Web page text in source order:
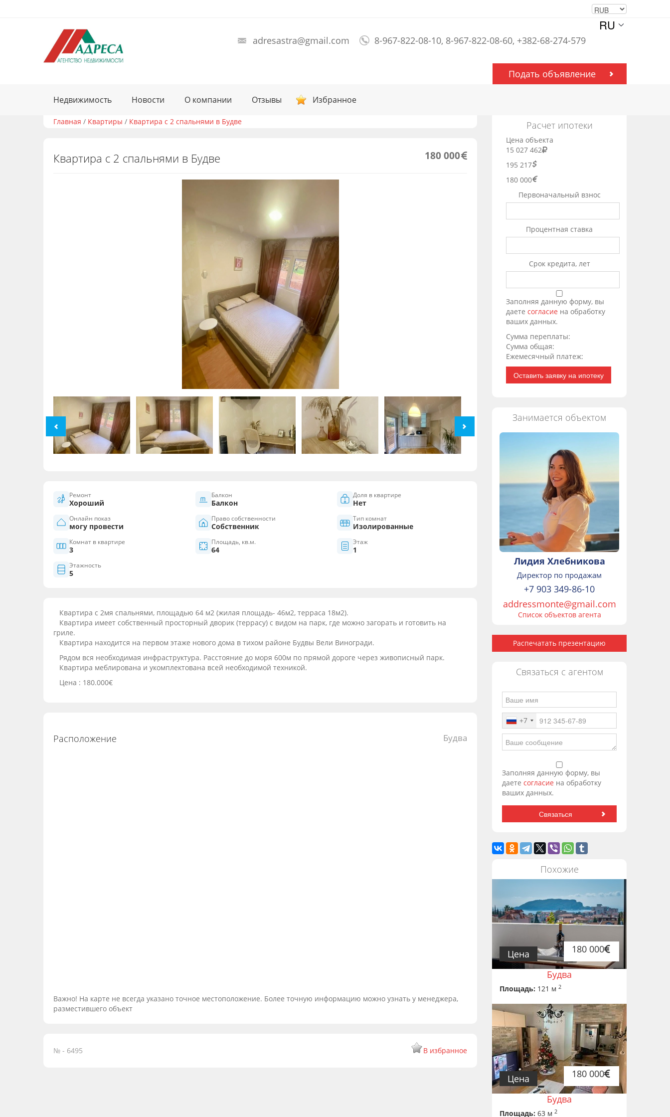
adresastra@gmail.com 8-967-822-08-10, 8-967-822-08-60, +382-68-274-579
RU
Подать объявление
Недвижимость Новости О компании Отзывы Избранное
Главная / Квартиры / Квартира с 2 спальнями в Будве
Квартира с 2 спальнями в Будве 180 000
Ремонт
Хороший
Балкон
Балкон
Доля в квартире
Нет
Онлайн показ
могу провести
Право собственности
Собственник
Тип комнат
Изолированные
Комнат в квартире
3
Площадь, кв.м.
64
Этаж
1
Этажность
5
Квартира с 2мя спальнями, площадью 64 м2 (жилая площадь- 46м2, терраса 18м2).
Квартира имеет собственный просторный дворик (террасу) с видом на парк, где можно загорать и готовить на
гриле.
Квартира находится на первом этаже нового дома в тихом районе Будвы Вели Виногради.
Рядом вся необходимая инфраструктура. Расстояние до моря 600м по прямой дороге через живописный парк.
Квартира меблирована и укомплектована всей необходимой техникой.
Цена : 180.000€
Расположение Будва
Важно! На карте не всегда указано точное местоположение. Более точную информацию можно узнать у менеджера,
разместившего объект
№ - 6495 В избранное
Расчет ипотеки
Цена объекта
15 027 462
195 217
180 000
Первоначальный взнос
Процентная ставка
Срок кредита, лет
Заполняя данную форму, вы
даете согласие на обработку
ваших данных.
Сумма переплаты:
Сумма общая:
Ежемесячный платеж:
Оставить заявку на ипотеку
Занимается объектом
Лидия Хлебникова
Директор по продажам
+7 903 349-86-10
addressmonte@gmail.com
Список объектов агента
Распечатать презентацию
Связаться с агентом
+7
Заполняя данную форму, вы
даете согласие на обработку
ваших данных.
Похожие
180 000
Цена
Будва
Площадь: 121 м 2
180 000
Цена
Будва
Площадь: 63 м 2